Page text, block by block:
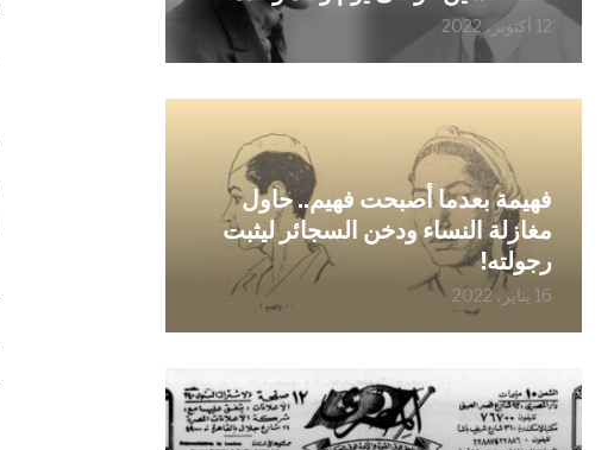
12 أكتوبر، 2022
فهيمة بعدما أصبحت فهيم.. حاول
مغازلة النساء ودخن السجائر ليثبت
رجولته!
16 يناير، 2022